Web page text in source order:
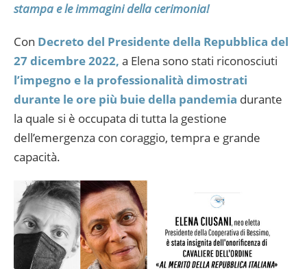
stampa e le immagini della cerimonia!
Con Decreto del Presidente della Repubblica del
27 dicembre 2022, a Elena sono stati riconosciuti
l’impegno e la professionalità dimostrati
durante le ore più buie della pandemia durante
la quale si è occupata di tutta la gestione
dell’emergenza con coraggio, tempra e grande
capacità.